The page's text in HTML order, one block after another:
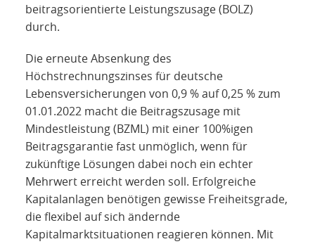
beitragsorientierte Leistungszusage (BOLZ)
durch.
Die erneute Absenkung des
Höchstrechnungszinses für deutsche
Lebensversicherungen von 0,9 % auf 0,25 % zum
01.01.2022 macht die Beitragszusage mit
Mindestleistung (BZML) mit einer 100%igen
Beitragsgarantie fast unmöglich, wenn für
zukünftige Lösungen dabei noch ein echter
Mehrwert erreicht werden soll. Erfolgreiche
Kapitalanlagen benötigen gewisse Freiheitsgrade,
die flexibel auf sich ändernde
Kapitalmarktsituationen reagieren können. Mit